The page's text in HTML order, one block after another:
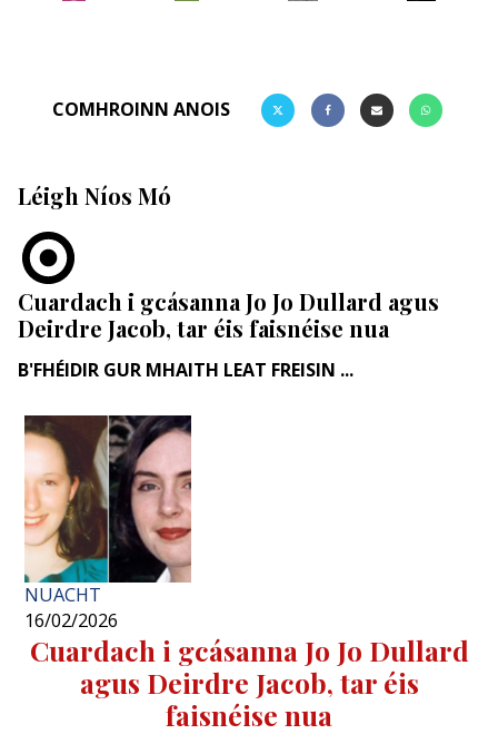
COMHROINN ANOIS
Léigh Níos Mó
Cuardach i gcásanna Jo Jo Dullard agus
Deirdre Jacob, tar éis faisnéise nua
B'FHÉIDIR GUR MHAITH LEAT FREISIN ...
NUACHT
16/02/2026
Cuardach i gcásanna Jo Jo Dullard
agus Deirdre Jacob, tar éis
faisnéise nua